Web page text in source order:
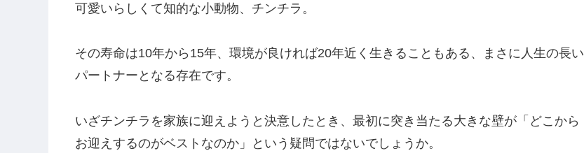
可愛いらしくて知的な小動物、チンチラ。
その寿命は10年から15年、環境が良ければ20年近く生きることもある、まさに人生の長い
パートナーとなる存在です。
いざチンチラを家族に迎えようと決意したとき、最初に突き当たる大きな壁が「どこから
お迎えするのがベストなのか」という疑問ではないでしょうか。